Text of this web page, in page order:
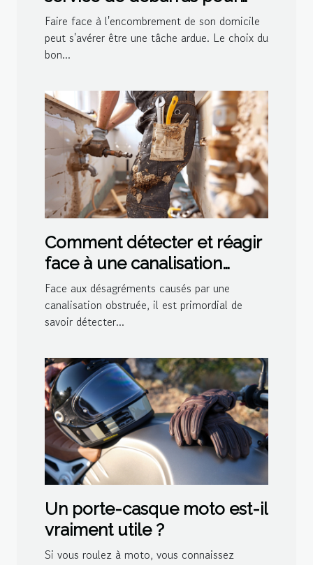
votre domicile
Faire face à l'encombrement de son domicile
peut s'avérer être une tâche ardue. Le choix du
bon...
Comment détecter et réagir
face à une canalisation
bouchée
Face aux désagréments causés par une
canalisation obstruée, il est primordial de
savoir détecter...
Un porte-casque moto est-il
vraiment utile ?
Si vous roulez à moto, vous connaissez